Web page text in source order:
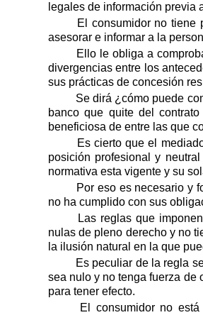
legales de información previa
El consumidor no tiene
asesorar e informar a la
Ello le obliga a
divergencias entre los
sus prácticas de concesión
Se dirá ¿cómo puede
banco que quite del
beneficiosa de entre las que
Es cierto que el
posición profesional y
normativa esta vigente y su
Por eso es necesario y
no ha cumplido con sus
Las reglas que
nulas de pleno derecho y no
la ilusión natural en la que
Es peculiar de la regla
sea nulo y no tenga fuerza de
para tener efecto.
El consumidor no